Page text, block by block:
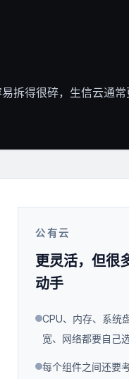
拆得很碎，生信云通常
公有云
更灵活，但很
动手
CPU、内存、系统
宽、网络都要自己
每个组件之间还要